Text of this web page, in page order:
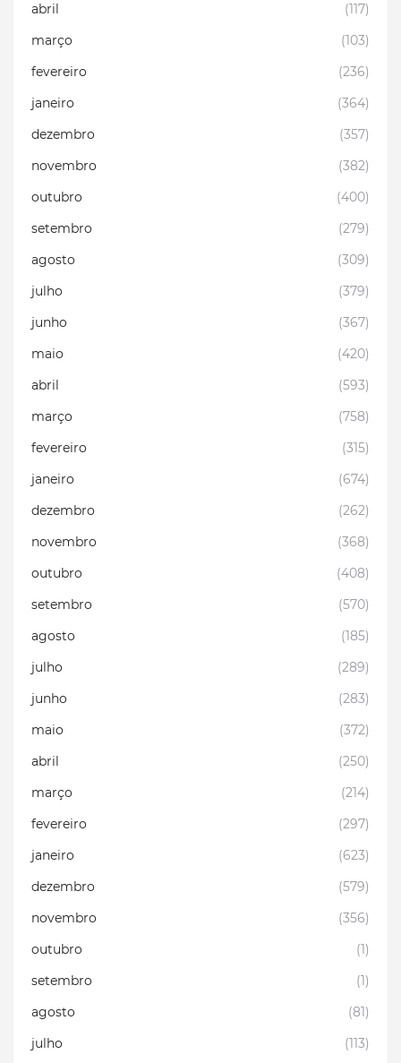
abril
(117)
março
(103)
fevereiro
(236)
janeiro
(364)
dezembro
(357)
novembro
(382)
outubro
(400)
setembro
(279)
agosto
(309)
julho
(379)
junho
(367)
maio
(420)
abril
(593)
março
(758)
fevereiro
(315)
janeiro
(674)
dezembro
(262)
novembro
(368)
outubro
(408)
setembro
(570)
agosto
(185)
julho
(289)
junho
(283)
maio
(372)
abril
(250)
março
(214)
fevereiro
(297)
janeiro
(623)
dezembro
(579)
novembro
(356)
outubro
(1)
setembro
(1)
agosto
(81)
julho
(113)